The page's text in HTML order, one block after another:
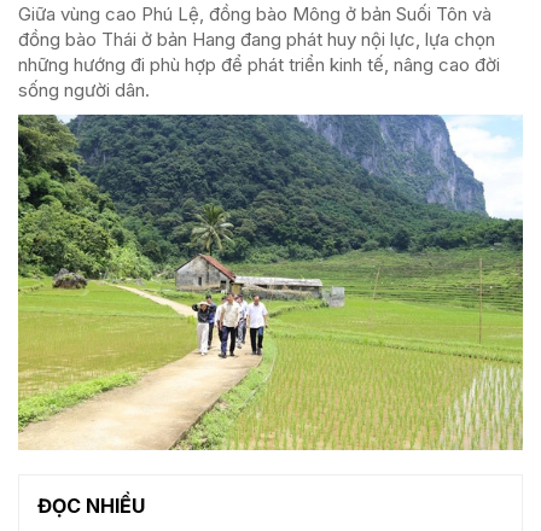
Giữa vùng cao Phú Lệ, đồng bào Mông ở bản Suối Tôn và
đồng bào Thái ở bản Hang đang phát huy nội lực, lựa chọn
những hướng đi phù hợp để phát triển kinh tế, nâng cao đời
sống người dân.
ĐỌC NHIỀU